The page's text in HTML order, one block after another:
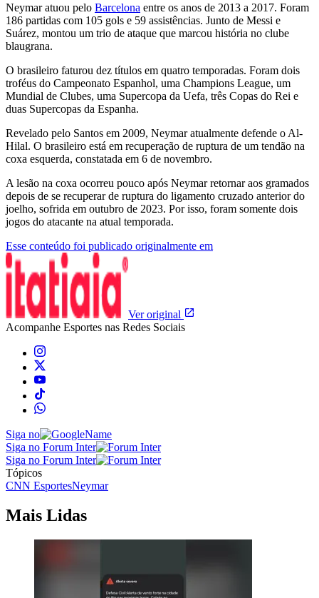
Neymar atuou pelo Barcelona entre os anos de 2013 a 2017. Foram
186 partidas com 105 gols e 59 assistências. Junto de Messi e
Suárez, montou um trio de ataque que marcou história no clube
blaugrana.
O brasileiro faturou dez títulos em quatro temporadas. Foram dois
troféus do Campeonato Espanhol, uma Champions League, um
Mundial de Clubes, uma Supercopa da Uefa, três Copas do Rei e
duas Supercopas da Espanha.
Revelado pelo Santos em 2009, Neymar atualmente defende o Al-
Hilal. O brasileiro está em recuperação de ruptura de um tendão na
coxa esquerda, constatada em 6 de novembro.
A lesão na coxa ocorreu pouco após Neymar retornar aos gramados
depois de se recuperar de ruptura do ligamento cruzado anterior do
joelho, sofrida em outubro de 2023. Por isso, foram somente dois
jogos do atacante na atual temporada.
Esse conteúdo foi publicado originalmente em
Ver original
Acompanhe Esportes nas Redes Sociais
Siga no
Siga no Forum Inter
Siga no Forum Inter
Tópicos
CNN EsportesNeymar
Mais Lidas